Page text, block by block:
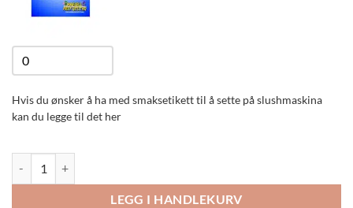
Smaksetikett
quantity
Hvis du ønsker å ha med smaksetikett til å sette på slushmaskina
kan du legge til det her
LEGG I HANDLEKURV